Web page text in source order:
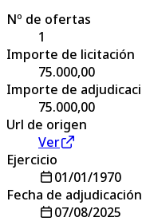
Nº de ofertas
1
Importe de licitación
75.000,00
Importe de
75.000,00
Url de origen
Ver
Ejercicio
01/01/1970
Fecha de adjudicación
07/08/2025